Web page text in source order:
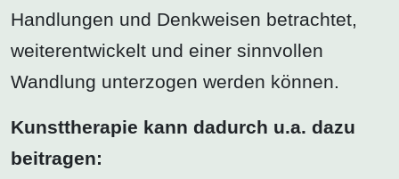
Handlungen und Denkweisen betrachtet,
weiterentwickelt und einer sinnvollen
Wandlung unterzogen werden können.
Kunsttherapie kann dadurch u.a. dazu
beitragen: